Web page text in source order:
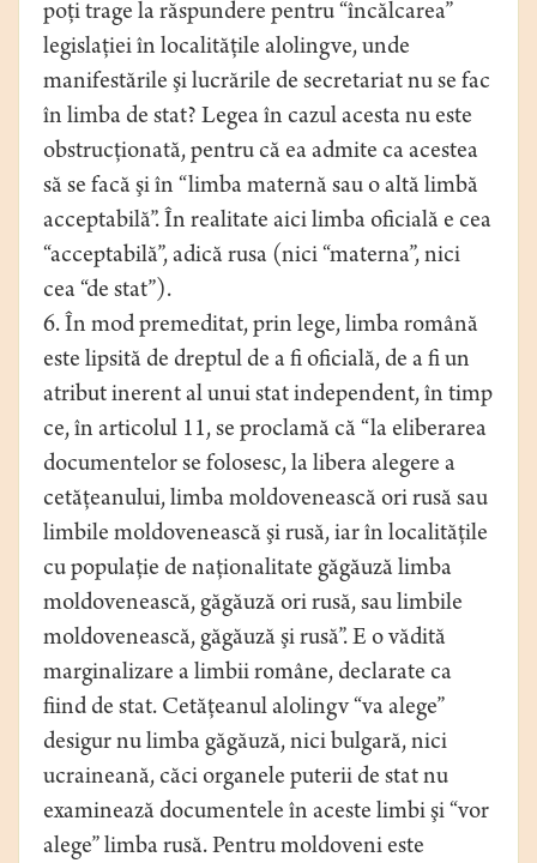
poţi trage la răspundere pentru “încălcarea”
legislaţiei în localităţile alolingve, unde
manifestările şi lucrările de secretariat nu se fac
în limba de stat? Legea în cazul acesta nu este
obstrucţionată, pentru că ea admite ca acestea
să se facă şi în “limba maternă sau o altă limbă
acceptabilă”. În realitate aici limba oficială e cea
“acceptabilă”, adică rusa (nici “materna”, nici
cea “de stat”).
6. În mod premeditat, prin lege, limba română
este lipsită de dreptul de a fi oficială, de a fi un
atribut inerent al unui stat independent, în timp
ce, în articolul 11, se proclamă că “la eliberarea
documentelor se folosesc, la libera alegere a
cetăţeanului, limba moldovenească ori rusă sau
limbile moldovenească şi rusă, iar în localităţile
cu populaţie de naţionalitate găgăuză limba
moldovenească, găgăuză ori rusă, sau limbile
moldovenească, găgăuză şi rusă”. E o vădită
marginalizare a limbii române, declarate ca
fiind de stat. Cetăţeanul alolingv “va alege”
desigur nu limba găgăuză, nici bulgară, nici
ucraineană, căci organele puterii de stat nu
examinează documentele în aceste limbi şi “vor
alege” limba rusă. Pentru moldoveni este